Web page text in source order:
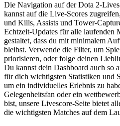
Die Navigation auf der Dota 2-
kannst auf die Live-Scores
und Kills, Assists und Tower-
Echtzeit-Updates für alle laufenden
gestaltet, dass du mit minimalem
bleibst. Verwende die Filter, um
priorisieren, oder folge deinen
Du kannst dein Dashboard auch so
für dich wichtigsten Statistiken und
um ein individuelles Erlebnis zu
Gelegenheitsfan oder ein
bist, unsere Livescore-Seite bietet
die wichtigsten Matches auf dem